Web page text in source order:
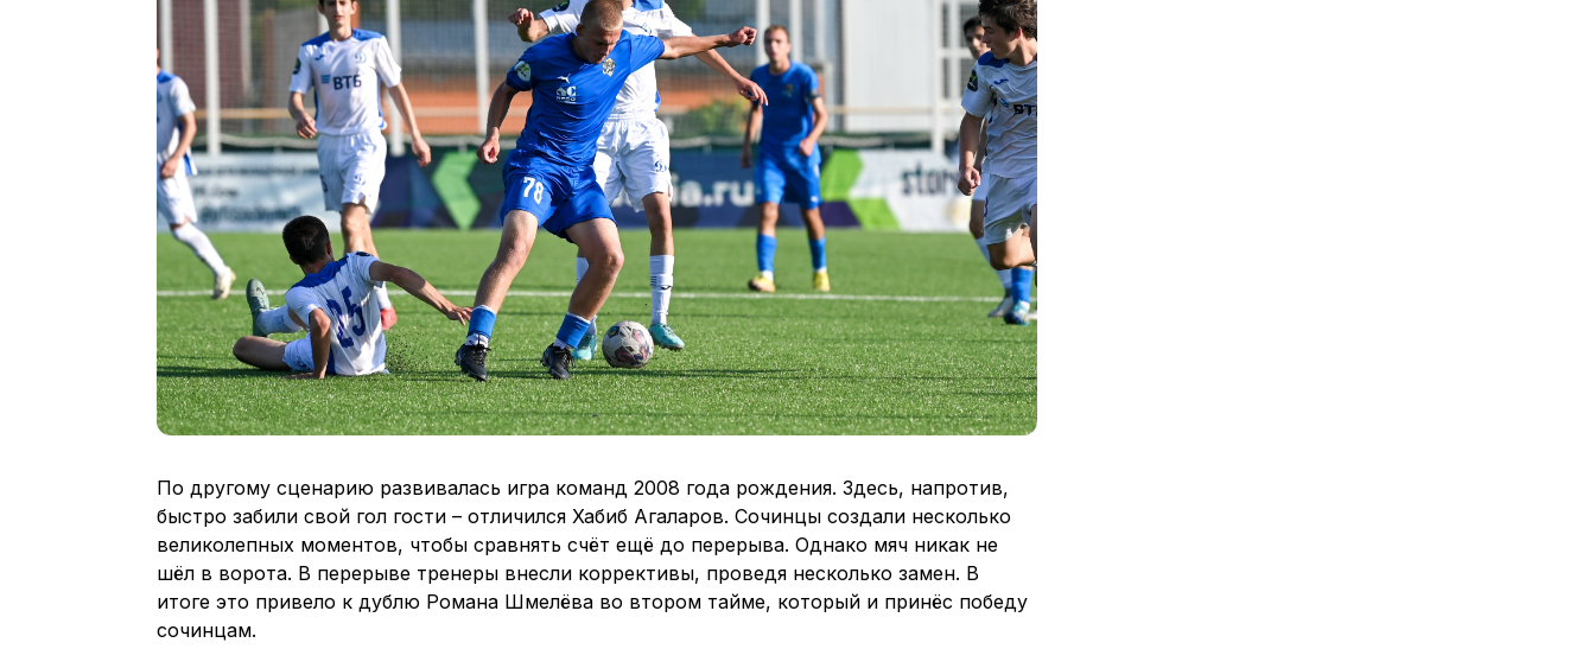
По другому сценарию развивалась игра команд 2008 года рождения. Здесь, напротив,
быстро забили свой гол гости – отличился Хабиб Агаларов. Сочинцы создали несколько
великолепных моментов, чтобы сравнять счёт ещё до перерыва. Однако мяч никак не
шёл в ворота. В перерыве тренеры внесли коррективы, проведя несколько замен. В
итоге это привело к дублю Романа Шмелёва во втором тайме, который и принёс победу
сочинцам.